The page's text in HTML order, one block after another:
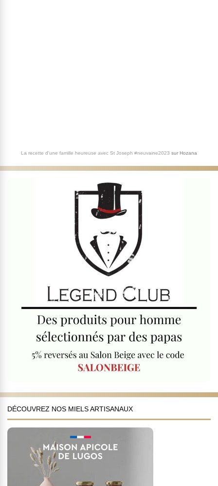
La recette d'une famille heureuse avec St Joseph #neuvaine2023 sur Hozana
DÉCOUVREZ NOS MIELS ARTISANAUX